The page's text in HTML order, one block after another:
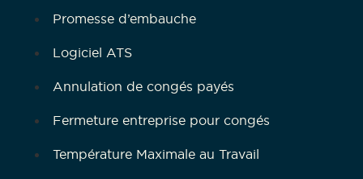
Promesse d’embauche
Logiciel ATS
Annulation de congés payés
Fermeture entreprise pour congés
Température Maximale au Travail